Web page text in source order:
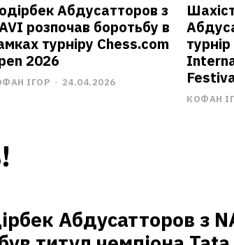
Абдусатторов з
розпочав боротьбу в
турніру Chess.com
2026
ІГОР - 24.04.2026
КОФАН
Абдусатторов з